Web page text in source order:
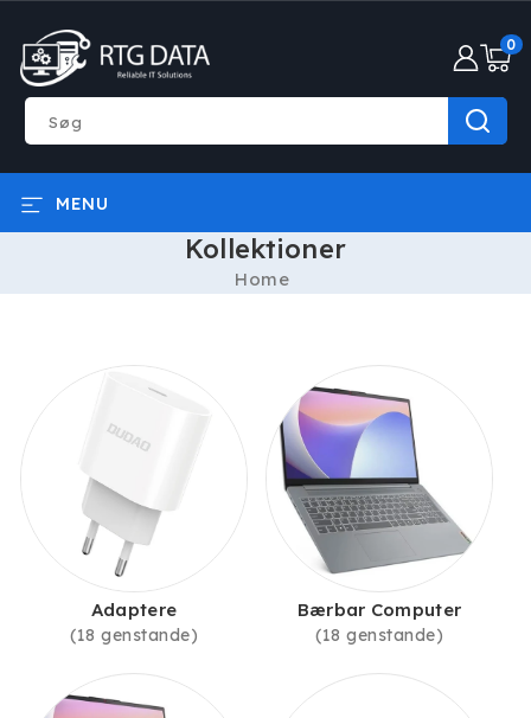
INDHOLD
Søg
0
varer
MENU
Kollektioner
Home
Adaptere
(18 genstande)
Bærbar Computer
(18 genstande)